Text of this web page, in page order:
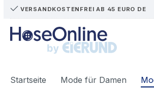
Hauptinhalt springen
Zur Suche springen
Zur Hauptnavigation springen
VERSANDKOSTENFREI AB 45 EURO DE
Startseite Mode für Damen